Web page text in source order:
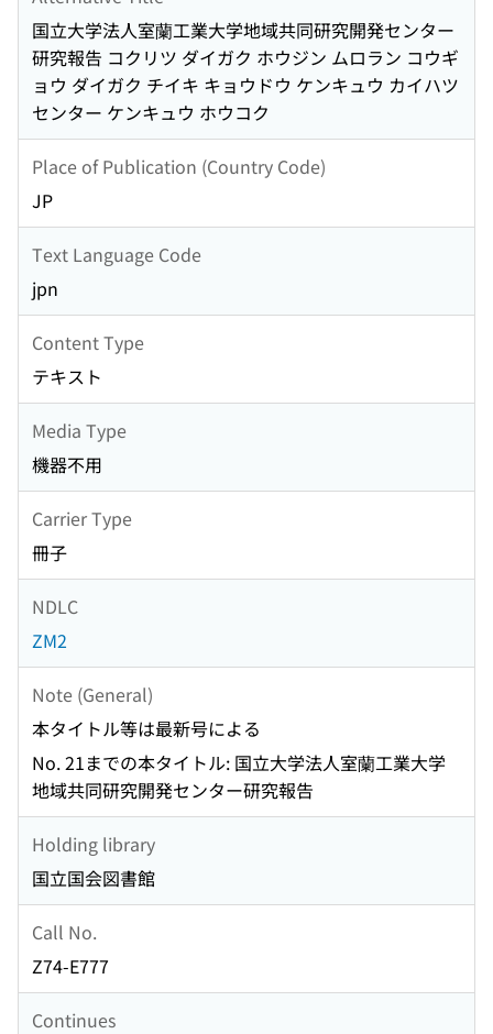
国立大学法人室蘭工業大学地域共同研究開発センター
研究報告 コクリツ ダイガク ホウジン ムロラン コウギ
ョウ ダイガク チイキ キョウドウ ケンキュウ カイハツ
センター ケンキュウ ホウコク
Place of Publication (Country Code)
JP
Text Language Code
jpn
Content Type
テキスト
Media Type
機器不用
Carrier Type
冊子
NDLC
ZM2
Note (General)
本タイトル等は最新号による
No. 21までの本タイトル: 国立大学法人室蘭工業大学
地域共同研究開発センター研究報告
Holding library
国立国会図書館
Call No.
Z74-E777
Continues